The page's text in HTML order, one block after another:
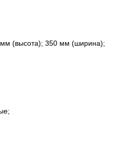
(высота); 350 мм (ширина);